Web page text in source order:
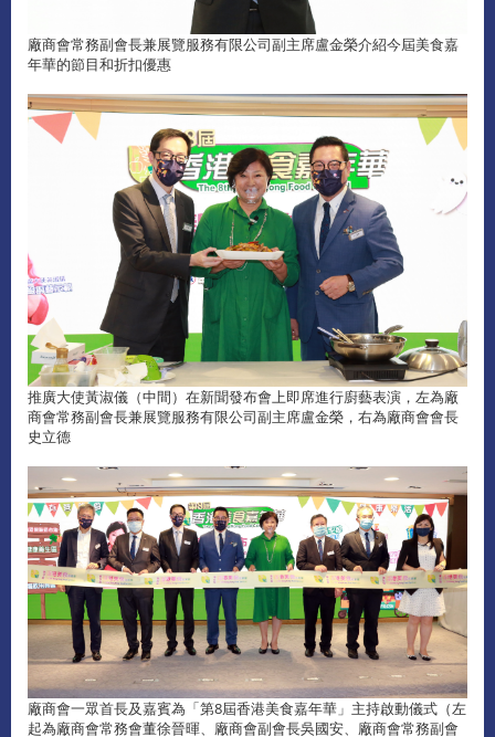
廠商會常務副會長兼展覽服務有限公司副主席盧金榮介紹今屆美食嘉
年華的節目和折扣優惠
推廣大使黃淑儀（中間）在新聞發布會上即席進行廚藝表演，左為廠
商會常務副會長兼展覽服務有限公司副主席盧金榮，右為廠商會會長
史立德
廠商會一眾首長及嘉賓為「第8屆香港美食嘉年華」主持啟動儀式（左
起為廠商會常務會董徐晉暉、廠商會副會長吳國安、廠商會常務副會